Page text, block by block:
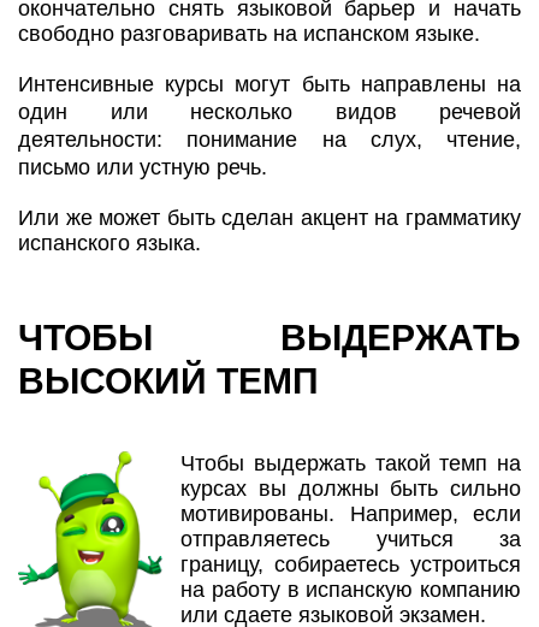
окончательно снять языковой барьер и начать
свободно разговаривать на испанском языке.
Интенсивные курсы могут быть направлены на
один или несколько видов речевой
деятельности: понимание на слух, чтение,
письмо или устную речь.
Или же может быть сделан акцент на грамматику
испанского языка.
ЧТОБЫ ВЫДЕРЖАТЬ
ВЫСОКИЙ ТЕМП
Чтобы выдержать такой темп на
курсах вы должны быть сильно
мотивированы. Например, если
отправляетесь учиться за
границу, собираетесь устроиться
на работу в испанскую компанию
или сдаете языковой экзамен.